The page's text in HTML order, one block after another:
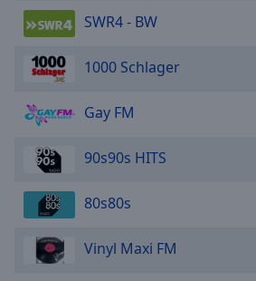
SWR4 - BW
1000 Schlager
Gay FM
90s90s HITS
80s80s
Vinyl Maxi FM